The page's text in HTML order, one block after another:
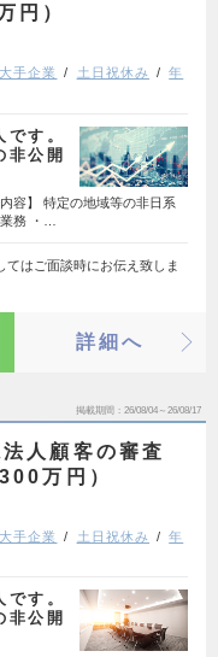
円）
大手企業 土日祝休み
年
す。
非公開
容】 特定の地域等の非日系
務 ・…
てはご面談時にお伝え致しま
詳細へ
掲載期間 26/08/04～26/08/17
人顧客の審査
万円）
大手企業 土日祝休み
年
す。
非公開